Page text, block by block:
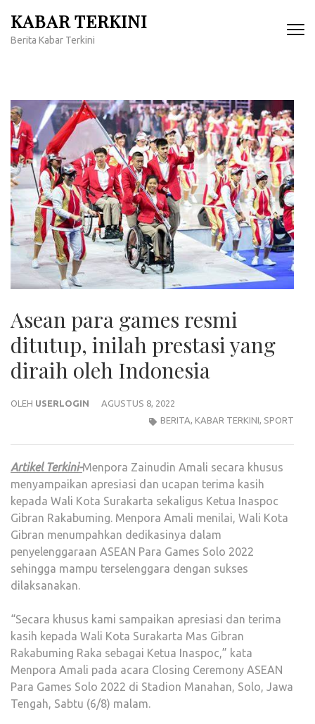
konten
KABAR TERKINI
Berita Kabar Terkini
Asean para games resmi
ditutup, inilah prestasi yang
diraih oleh Indonesia
OLEH USERLOGIN
AGUSTUS 8, 2022
BERITA KABAR TERKINI SPORT
Artikel Terkini-Menpora Zainudin Amali secara khusus
menyampaikan apresiasi dan ucapan terima kasih
kepada Wali Kota Surakarta sekaligus Ketua Inaspoc
Gibran Rakabuming. Menpora Amali menilai, Wali Kota
Gibran menumpahkan dedikasinya dalam
penyelenggaraan ASEAN Para Games Solo 2022
sehingga mampu terselenggara dengan sukses
dilaksanakan.
“Secara khusus kami sampaikan apresiasi dan terima
kasih kepada Wali Kota Surakarta Mas Gibran
Rakabuming Raka sebagai Ketua Inaspoc,” kata
Menpora Amali pada acara Closing Ceremony ASEAN
Para Games Solo 2022 di Stadion Manahan, Solo, Jawa
Tengah, Sabtu (6/8) malam.